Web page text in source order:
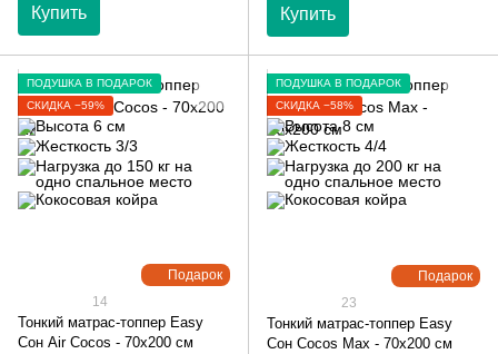
Купить Купить
Подарок
ПОДУШКА В ПОДАРОК
СКИДКА −59%
14
Тонкий матрас-топпер Easy
Сон Air Cocos - 70х200 см
Подарок
ПОДУШКА В ПОДАРОК
СКИДКА −58%
23
Тонкий матрас-топпер Easy
Сон Cocos Max - 70х200 см